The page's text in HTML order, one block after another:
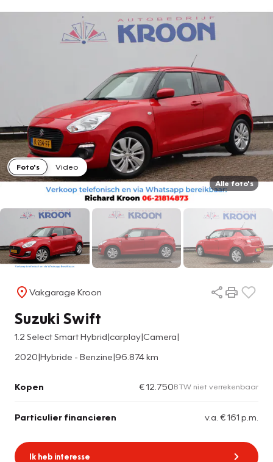
Foto's
Video
Alle foto's
Vakgarage Kroon
Suzuki Swift
1.2 Select Smart Hybrid|carplay|Camera|
2020|Hybride - Benzine|96.874 km
Kopen € 12.750BTW niet verrekenbaar
Particulier financieren v.a. € 161 p.m.
Ik heb interesse